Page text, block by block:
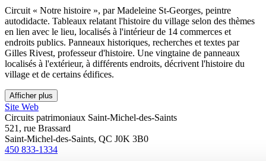
Circuit « Notre histoire », par Madeleine St-Georges, peintre
autodidacte. Tableaux relatant l'histoire du village selon des thèmes
en lien avec le lieu, localisés à l'intérieur de 14 commerces et
endroits publics. Panneaux historiques, recherches et textes par
Gilles Rivest, professeur d'histoire. Une vingtaine de panneaux
localisés à l'extérieur, à différents endroits, décrivent l'histoire du
village et de certains édifices.
Afficher plus
Site Web
Circuits patrimoniaux Saint-Michel-des-Saints
521, rue Brassard
Saint-Michel-des-Saints, QC J0K 3B0
450 833-1334